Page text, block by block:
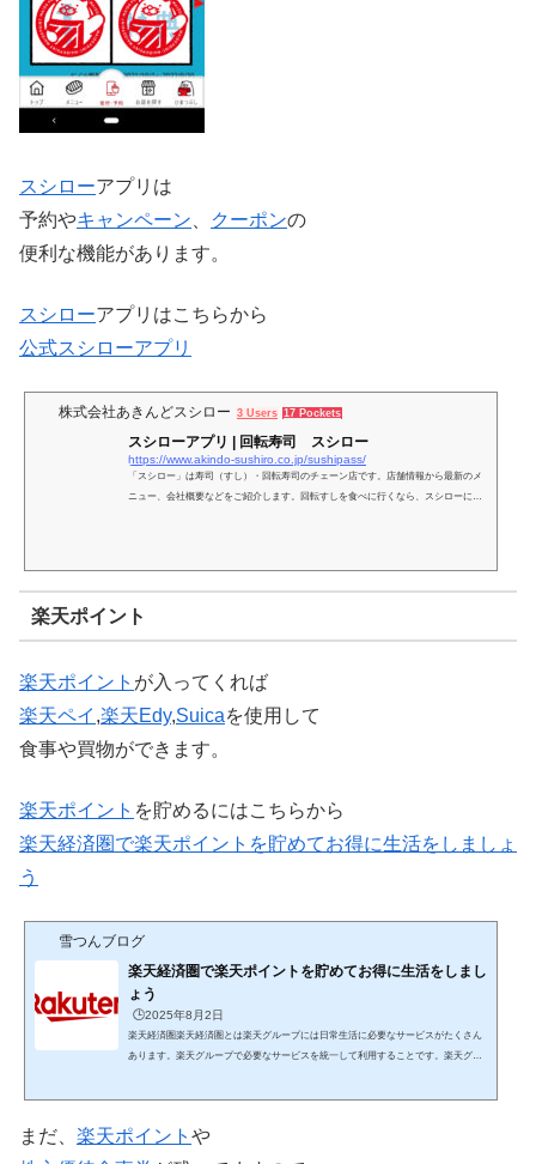
スシローアプリは
予約やキャンペーン クーポンの
便利な機能があります。
スシローアプリはこちらから
公式スシローアプリ
株式会社あきんどスシロー 3 Users 17 Pockets
スシローアプリ | 回転寿司 スシロー
https://www.akindo-sushiro.co.jp/sushipass/
「スシロー」は寿司（すし）・回転寿司のチェーン店です。店舗情報から最新のメ
ニュー、会社概要などをご紹介します。回転すしを食べに行くなら、スシローにご
楽天ポイント
楽天ポイント が入ってくれば
楽天ペイ ,楽天Edy,Suicaを使用して
食事や買物ができます。
楽天ポイント を貯めるにはこちらから
楽天経済圏で楽天ポイントを貯めてお得に生活をしましょ
う
雪つんブログ
楽天経済圏で楽天ポイントを貯めてお得に生活をしまし
ょう
🕒️2025年8月2日
楽天経済圏楽天経済圏とは楽天グループには日常生活に必要なサービスがたくさん
あります。楽天グループで必要なサービスを統一して利用することです。楽天グル
楽天市場はインターネット通販の総合ショッピングモール楽天ポイントがザクザク
貯まります。貯まった楽天ポイントが使えます。毎...
まだ、 楽天ポイント や